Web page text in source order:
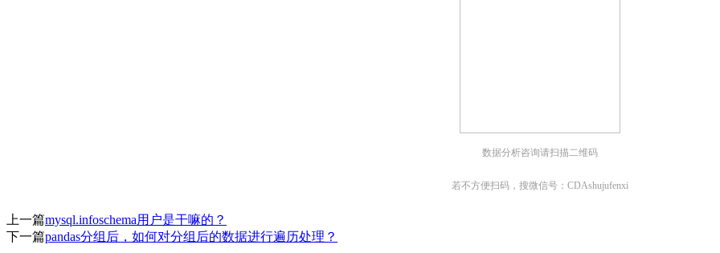
数据分析咨询请扫描二维码
若不方便扫码，搜微信号：CDAshujufenxi
上一篇mysql.infoschema用户是干嘛的？
下一篇pandas分组后，如何对分组后的数据进行遍历处理？